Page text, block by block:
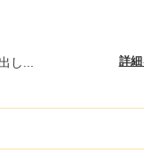
し... 詳